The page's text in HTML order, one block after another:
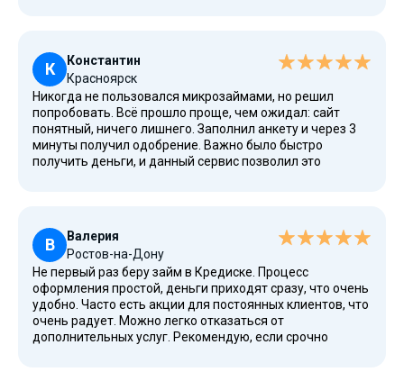
К
Константин
Красноярск
Никогда не пользовался микрозаймами, но решил
попробовать. Всё прошло проще, чем ожидал: сайт
понятный, ничего лишнего. Заполнил анкету и через 3
минуты получил одобрение. Важно было быстро
получить деньги, и данный сервис позволил это
В
Валерия
Ростов-на-Дону
Не первый раз беру займ в Кредиске. Процесс
оформления простой, деньги приходят сразу, что очень
удобно. Часто есть акции для постоянных клиентов, что
очень радует. Можно легко отказаться от
дополнительных услуг. Рекомендую, если срочно